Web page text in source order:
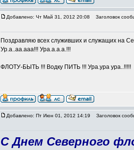
Добавлено: Чт Май 31, 2012 20:08 Заголовок
Поздравляю всех служивших и служащих на
Ур.а..аа.ааа!!! Ура.а.а.а.!!!
ФЛОТУ-БЫТЬ !!! Водку ПИТЬ !!! Ура.ура ура..!!!!!
Добавлено: Пт Июн 01, 2012 14:19 Заголовок
С Днем Северного